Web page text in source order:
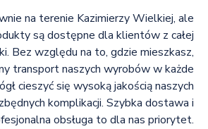
na terenie Kazimierzy Wielkiej, ale
są dostępne dla klientów z całej
Bez względu na to, gdzie mieszkasz,
transport naszych wyrobów w każde
cieszyć się wysoką jakością naszych
komplikacji. Szybka dostawa i
obsługa to dla nas priorytet.